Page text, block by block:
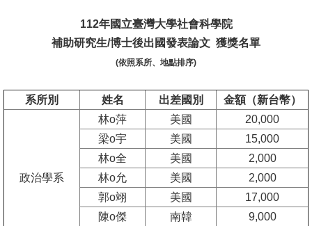
位
112年國立臺灣大學社會科學院
補助研究生/博士後出國發表論文 獲獎名單
(依照系所、地點排序)
系所別 姓名 出差國別 金額（新台幣）
政治學系
林o萍 美國
20,000
梁o宇
美國
15,000
林o全
美國
2,000
林o允
美國
2,000
郭o翊
美國
17,000
陳o傑
南韓
9,000